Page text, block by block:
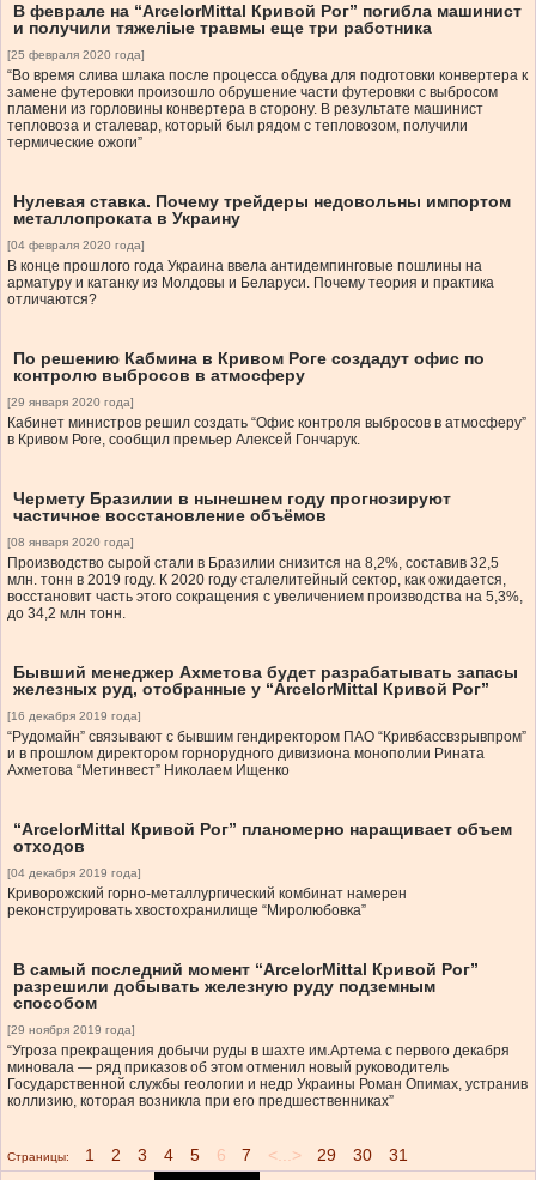
В феврале на “ArcelorMittal Кривой Рог” погибла машинист
и получили тяжеліые травмы еще три работника
[25 февраля 2020 года]
“Во время слива шлака после процесса обдува для подготовки конвертера к
замене футеровки произошло обрушение части футеровки с выбросом
пламени из горловины конвертера в сторону. В результате машинист
тепловоза и сталевар, который был рядом с тепловозом, получили
термические ожоги”
Нулевая ставка. Почему трейдеры недовольны импортом
металлопроката в Украину
[04 февраля 2020 года]
В конце прошлого года Украина ввела антидемпинговые пошлины на
арматуру и катанку из Молдовы и Беларуси. Почему теория и практика
отличаются?
По решению Кабмина в Кривом Роге создадут офис по
контролю выбросов в атмосферу
[29 января 2020 года]
Кабинет министров решил создать “Офис контроля выбросов в атмосферу”
в Кривом Роге, сообщил премьер Алексей Гончарук.
Чермету Бразилии в нынешнем году прогнозируют
частичное восстановление объёмов
[08 января 2020 года]
Производство сырой стали в Бразилии снизится на 8,2%, составив 32,5
млн. тонн в 2019 году. К 2020 году сталелитейный сектор, как ожидается,
восстановит часть этого сокращения с увеличением производства на 5,3%,
до 34,2 млн тонн.
Бывший менеджер Ахметова будет разрабатывать запасы
железных руд, отобранные у “ArcelorMittal Кривой Рог”
[16 декабря 2019 года]
“Рудомайн” связывают с бывшим гендиректором ПАО “Кривбассвзрывпром”
и в прошлом директором горнорудного дивизиона монополии Рината
Ахметова “Метинвест” Николаем Ищенко
“ArcelorMittal Кривой Рог” планомерно наращивает объем
отходов
[04 декабря 2019 года]
Криворожский горно-металлургический комбинат намерен
реконструировать хвостохранилище “Миролюбовка”
В самый последний момент “ArcelorMittal Кривой Рог”
разрешили добывать железную руду подземным
способом
[29 ноября 2019 года]
“Угроза прекращения добычи руды в шахте им.Артема с первого декабря
миновала — ряд приказов об этом отменил новый руководитель
Государственной службы геологии и недр Украины Роман Опимах, устранив
коллизию, которая возникла при его предшественниках”
Страницы: 1 2 3 4 5 6 7 <...> 29 30 31